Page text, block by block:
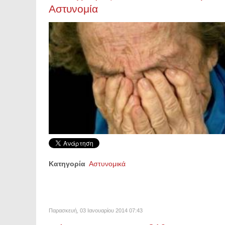
Αστυνομία
Κατηγορία Αστυνομικά
Παρασκευή, 03 Ιανουαρίου 2014 07:43